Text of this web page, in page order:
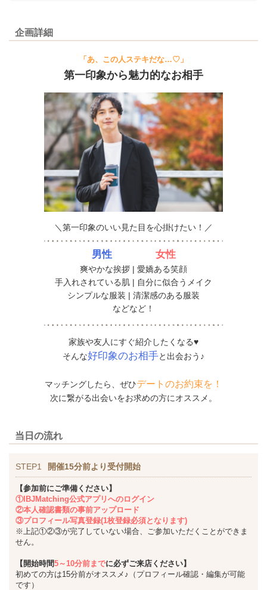
企画詳細
「あ、この人ステキだな…♡」
第一印象から魅力的なお相手
＼第一印象のいい見た目を心掛けたい！／
男性 女性
爽やかな挨拶 | 愛嬌ある笑顔
手入れされている肌 | 自分に似合うメイク
シンプルな服装 | 清潔感のある服装
などなど！
家族や友人にすぐ紹介したくなる♥
そんな好印象のお相手と出会おう♪
マッチングしたら、ぜひデートのお約束を！
次に繋がる出会いをお求めの方にオススメ。
当日の流れ
STEP1 開催15分前より受付開始
【参加前にご準備ください】
①IBJMatching公式アプリへのログイン
②本人確認書類の事前アップロード
③プロフィール写真登録(1枚登録必須となります)
※上記①②③が完了していない場合、ご参加いただくことができま
せん。
【開始時間5～10分前までに必ずご来店ください】
初めての方は15分前がオススメ♪（プロフィール確認・編集が可能
です）